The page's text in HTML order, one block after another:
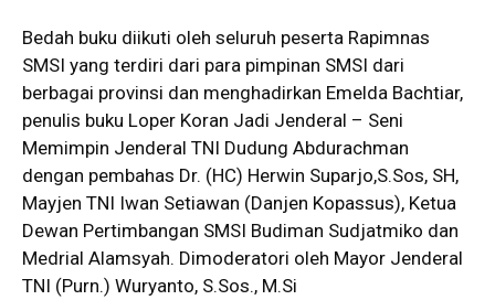
Bedah buku diikuti oleh seluruh peserta Rapimnas
SMSI yang terdiri dari para pimpinan SMSI dari
berbagai provinsi dan menghadirkan Emelda Bachtiar,
penulis buku Loper Koran Jadi Jenderal – Seni
Memimpin Jenderal TNI Dudung Abdurachman
dengan pembahas Dr. (HC) Herwin Suparjo,S.Sos, SH,
Mayjen TNI Iwan Setiawan (Danjen Kopassus), Ketua
Dewan Pertimbangan SMSI Budiman Sudjatmiko dan
Medrial Alamsyah. Dimoderatori oleh Mayor Jenderal
TNI (Purn.) Wuryanto, S.Sos., M.Si